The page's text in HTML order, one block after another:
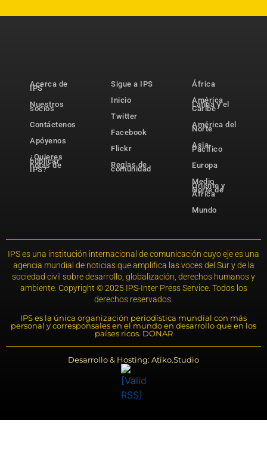
Acerca de
IPS
Nuestros
socios
Contáctenos
Apóyenos
¿Quieres
publicar
notas de
IPS?
Sigue a IPS
Inicio
Twitter
Facebook
Flickr
Reglas de
comunidad
África
América
Latina y el
Caribe
América del
Norte
Asia-
Pacífico
Europa
Medio
Oriente y
Norte de
África
Mundo
IPS es una institución internacional de comunicación cuyo eje es una
agencia mundial de noticias que amplifica las voces del Sur y de la
sociedad civil sobre desarrollo, globalización, derechos humanos y
ambiente. Copyright © 2025 IPS-Inter Press Service. Todos los
derechos reservados.
IPS es la única organización periodística mundial con más
personal y corresponsales en el mundo en desarrollo que en los
países ricos. DONAR
Desarrollo & Hosting: Atiko.Studio